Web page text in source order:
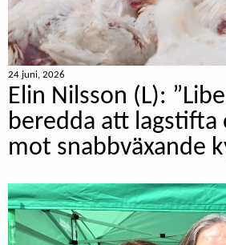
24 juni, 2026
Elin Nilsson (L):
beredda att lagstifta
mot snabbväxande